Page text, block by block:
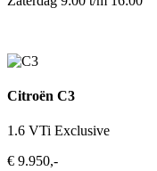
Citroën C3
1.6 VTi Exclusive
€ 9.950,-